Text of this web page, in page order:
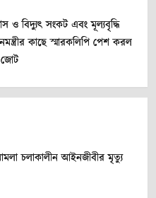
ও বিদ্যুৎ সংকট এবং মূল্যবৃদ্ধি
কাছে স্মারকলিপি পেশ করল
চলাকালীন আইনজীবীর মৃত্যু